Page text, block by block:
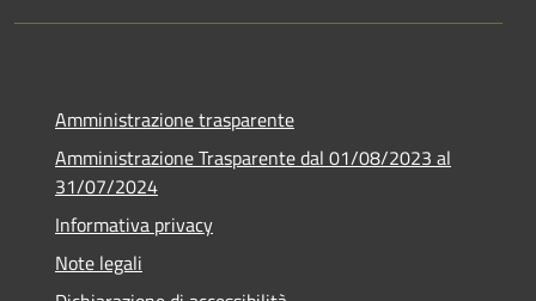
Amministrazione trasparente
Amministrazione Trasparente dal 01/08/2023 al
31/07/2024
Informativa privacy
Note legali